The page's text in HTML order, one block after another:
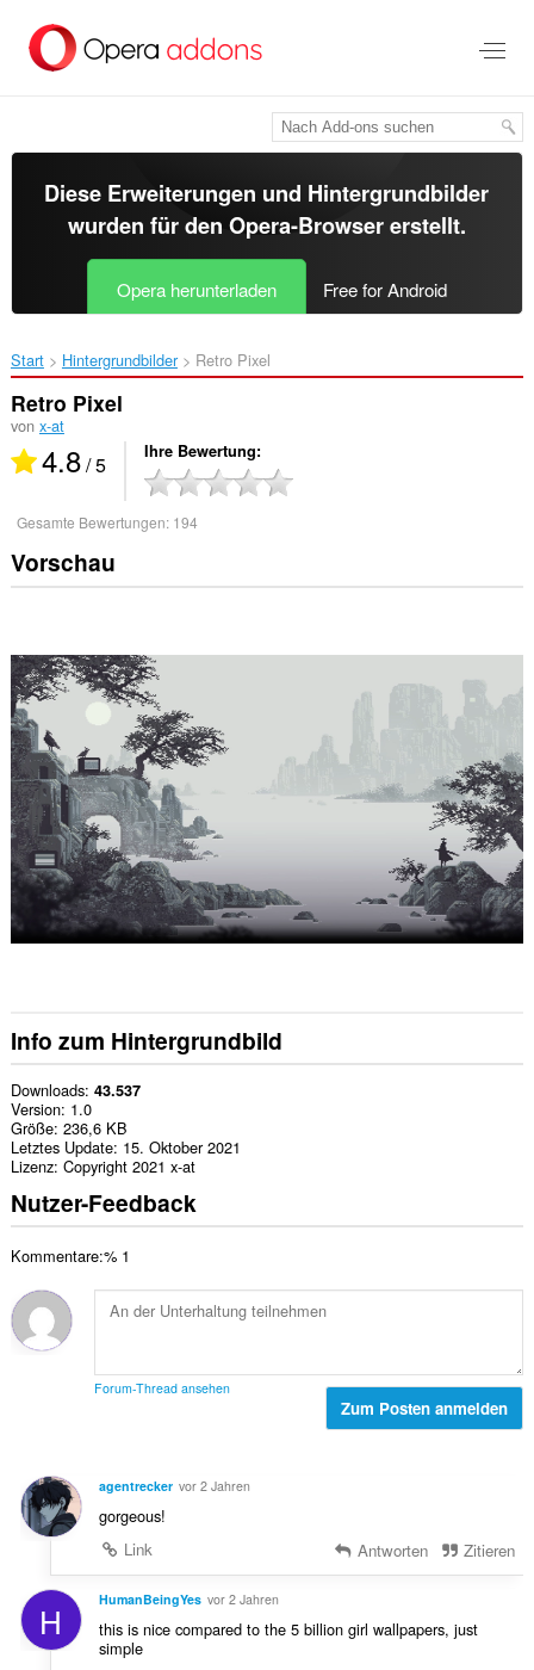
Hauptinhalt
springen
Diese Erweiterungen und Hintergrundbilder
wurden für den Opera-Browsererstellt.
Opera herunterladen Free for Android
Start Hintergrundbilder Retro Pixel‎
Retro Pixel
von x-at
4.8/ 5 Ihre Bewertung
Gesamte Bewertungen: 194
Vorschau
Info zum Hintergrundbild
Downloads 43.537
Version 1.0
Größe 236,6 KB
Letztes Update 15. Oktober 2021
Lizenz Copyright 2021 x-at
Nutzer-Feedback
Kommentare:% 1
Forum-Thread ansehen
Zum Posten anmelden
agentrecker vor 2 Jahren
gorgeous!
Link
Antworten Zitieren
H HumanBeingYes vor 2 Jahren
this is nice compared to the 5 billion girl wallpapers, just
simple